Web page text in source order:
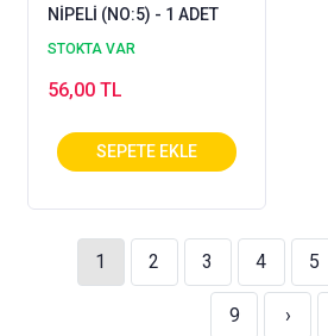
NİPELİ (NO:5) - 1 ADET
STOKTA VAR
56,00 TL
1 2 3 4 5
9 ›